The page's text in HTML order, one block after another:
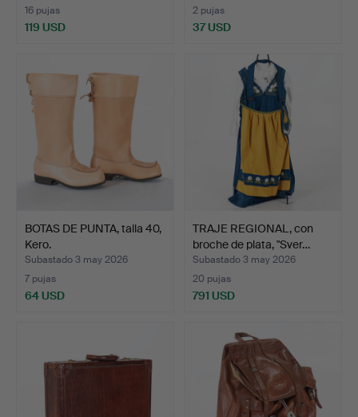
16 pujas
119 USD
2 pujas
37 USD
BOTAS DE PUNTA, talla 40,
Kero.
Subastado 3 may 2026
7 pujas
64 USD
TRAJE REGIONAL, con
broche de plata, "Sver…
Subastado 3 may 2026
20 pujas
791 USD